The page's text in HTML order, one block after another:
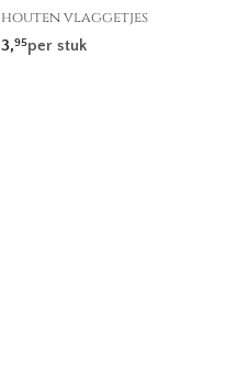
houten vlaggetjes
3,95per stuk